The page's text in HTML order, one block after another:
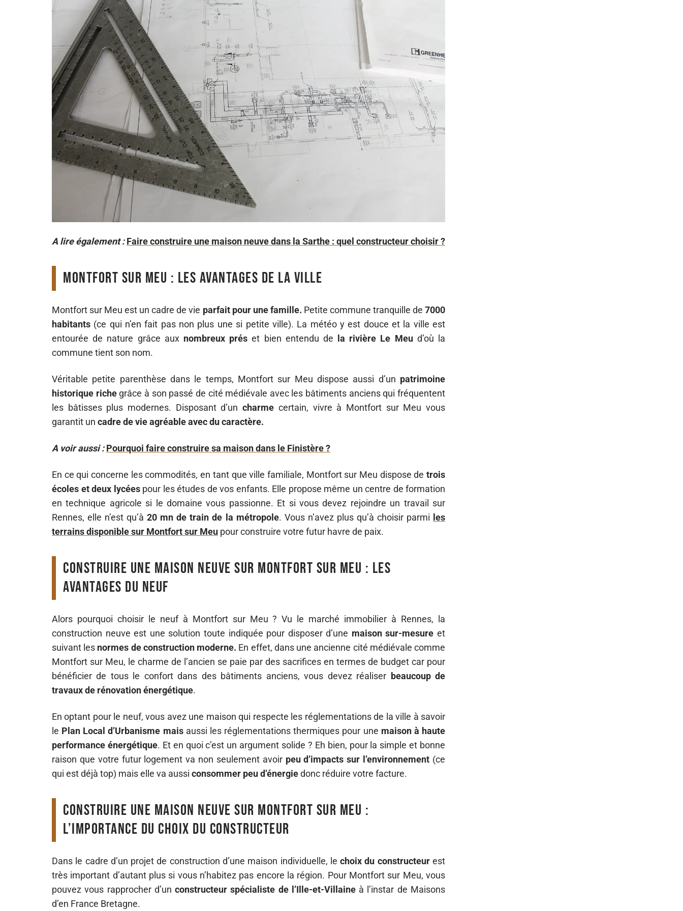
A lire également : Faire construire une maison neuve dans la Sarthe : quel constructeur choisir ?
Montfort sur Meu : les avantages de la ville
Montfort sur Meu est un cadre de vie parfait pour une famille. Petite commune tranquille de 7000
habitants (ce qui n’en fait pas non plus une si petite ville). La météo y est douce et la ville est
entourée de nature grâce aux nombreux prés et bien entendu de la rivière Le Meud’où la
commune tient son nom.
Véritable petite parenthèse dans le temps, Montfort sur Meu dispose aussi d’un patrimoine
historique richegrâce à son passé de cité médiévale avec les bâtiments anciens qui fréquentent
les bâtisses plus modernes. Disposant d’uncharme certain, vivre à Montfort sur Meu vous
garantit un cadre de vie agréable avec du caractère.
A voir aussi : Pourquoi faire construire sa maison dans le Finistère ?
En ce qui concerne les commodités, en tant que ville familiale, Montfort sur Meu dispose de trois
écoles et deux lycéespour les études de vos enfants. Elle propose même un centre de formation
en technique agricole si le domaine vous passionne. Et si vous devez rejoindre un travail sur
Rennes, elle n’est qu’à20 mn de train de la métropole. Vous n’avez plus qu’à choisir parmi les
terrains disponible sur Montfort sur Meu pour construire votre futur havre de paix.
Construire une maison neuve sur Montfort sur Meu : les
avantages du neuf
Alors pourquoi choisir le neuf à Montfort sur Meu ? Vu le marché immobilier à Rennes, la
construction neuve est une solution toute indiquée pour disposer d’une maison sur-mesure et
suivant les normes de construction moderne. En effet, dans une ancienne cité médiévale comme
Montfort sur Meu, le charme de l’ancien se paie par des sacrifices en termes de budget car pour
bénéficier de tous le confort dans des bâtiments anciens, vous devez réaliser beaucoup de
travaux de rénovation énergétique.
En optant pour le neuf, vous avez une maison qui respecte les réglementations de la ville à savoir
le Plan Local d’Urbanisme maisaussi les réglementations thermiques pour une maison à haute
performance énergétique. Et en quoi c’est un argument solide ? Eh bien, pour la simple et bonne
raison que votre futur logement va non seulement avoir peu d’impacts sur l’environnement (ce
qui est déjà top) mais elle va aussi consommer peu d’énergiedonc réduire votre facture.
Construire une maison neuve sur Montfort sur Meu :
l’importance du choix du constructeur
Dans le cadre d’un projet de construction d’une maison individuelle, lechoix du constructeurest
très important d’autant plus si vous n’habitez pas encore la région. Pour Montfort sur Meu, vous
pouvez vous rapprocher d’unconstructeur spécialiste de l’Ille-et-Villaine à l’instar de Maisons
d’en France Bretagne.